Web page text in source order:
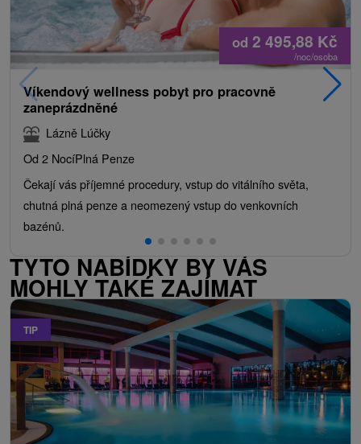
od 2 495,88 Kč
/noc/osoba
Víkendový wellness pobyt pro pracovně
zaneprázdněné
Lázně Lúčky
Od 2 NocíPlná Penze
Čekají vás příjemné procedury, vstup do vitálního světa,
chutná plná penze a neomezený vstup do venkovních
bazénů.
TYTO NABÍDKY BY VÁS
MOHLY TAKÉ ZAJÍMAT
TIP